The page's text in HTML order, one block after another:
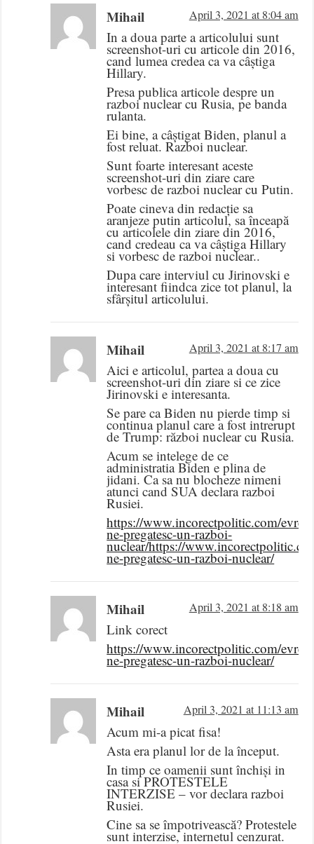
Mihail April 3, 2021 at 8:04 am
In a doua parte a articolului sunt
screenshot-uri cu articole din 2016,
cand lumea credea ca va câștiga
Hillary.
Presa publica articole despre un
razboi nuclear cu Rusia, pe banda
rulanta.
Ei bine, a câștigat Biden, planul a
fost reluat. Razboi nuclear.
Sunt foarte interesant aceste
screenshot-uri din ziare care
vorbesc de razboi nuclear cu Putin.
Poate cineva din redacție sa
aranjeze putin articolul, sa înceapă
cu articolele din ziare din 2016,
cand credeau ca va câștiga Hillary
si vorbesc de razboi nuclear..
Dupa care interviul cu Jirinovski e
interesant fiindca zice tot planul, la
sfârșitul articolului.
Mihail April 3, 2021 at 8:17 am
Aici e articolul, partea a doua cu
screenshot-uri din ziare si ce zice
Jirinovski e interesanta.
Se pare ca Biden nu pierde timp si
continua planul care a fost intrerupt
de Trump: război nuclear cu Rusia.
Acum se intelege de ce
administratia Biden e plina de
jidani. Ca sa nu blocheze nimeni
atunci cand SUA declara razboi
Rusiei.
https://www.incorectpolitic.com/
ne-pregatesc-un-razboi-
nuclear/https://
ne-pregatesc-un-razboi-nuclear/
Mihail April 3, 2021 at 8:18 am
Link corect
https://www.incorectpolitic.com/
ne-pregatesc-un-razboi-nuclear/
Mihail April 3, 2021 at 11:13 am
Acum mi-a picat fisa!
Asta era planul lor de la început.
In timp ce oamenii sunt închiși in
casa si PROTESTELE
INTERZISE – vor declara razboi
Rusiei.
Cine sa se împotrivească? Protestele
sunt interzise, internetul cenzurat.